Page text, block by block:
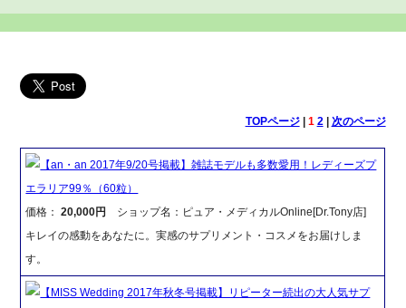
TOPページ| 1 2| 次のページ
【an・an 2017年9/20号掲載】雑誌モデルも多数愛用！レディーズプ
エラリア99％（60粒）
価格：20,000円
ショップ名：ピュア・メディカルOnline[Dr.Tony店]
キレイの感動をあなたに。実感のサプリメント・コスメをお届けしま
す。
【MISS Wedding 2017年秋冬号掲載】リピーター続出の大人気サプ